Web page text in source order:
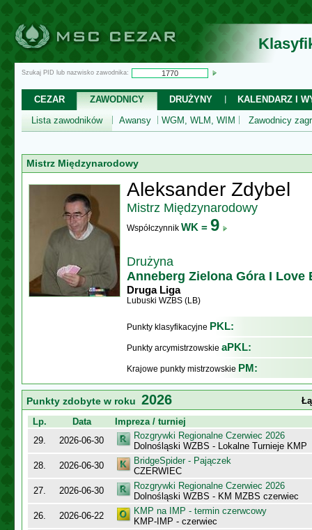
Szukaj PID lub nazwisko zawodnika:
CEZAR ZAWODNICY DRUŻYNY
KALENDARZ I
Lista zawodników
Awansy WGM, WLM, WIM Zawodnicy
Mistrz Międzynarodowy
Aleksander Zdybel
Mistrz Międzynarodowy
Współczynnik WK = 9
Drużyna
Anneberg Zielona Góra I Love
Druga Liga
Lubuski WZBS (LB)
Punkty klasyfikacyjne PKL:
Punkty arcymistrzowskie aPKL:
Krajowe punkty mistrzowskie PM:
Punkty zdobyte w roku 2026
Lp.
Data
Impreza / turniej
29.
2026-06-30
Rozgrywki Regionalne Czerwiec 2026
Dolnośląski WZBS - Lokalne Turnieje KMP
28.
2026-06-30
BridgeSpider - Pajączek
CZERWIEC
27.
2026-06-30
Rozgrywki Regionalne Czerwiec 2026
Dolnośląski WZBS - KM MZBS czerwiec
26.
2026-06-22
KMP na IMP - termin czerwcowy
KMP-IMP - czerwiec